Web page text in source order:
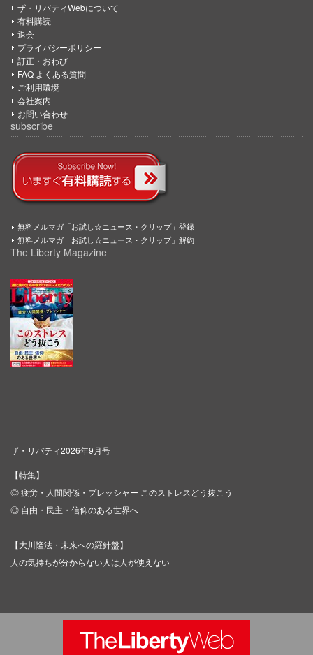
ザ・リバティWebについて
有料購読
退会
プライバシーポリシー
訂正・おわび
FAQ よくある質問
ご利用環境
会社案内
お問い合わせ
subscribe
無料メルマガ「お試し☆ニュース・クリップ」登録
無料メルマガ「お試し☆ニュース・クリップ」解約
The Liberty Magazine
ザ・リバティ2026年9月号
【特集】
◎ 疲労・人間関係・プレッシャー このストレスどう抜こう
◎ 自由・民主・信仰のある世界へ
【大川隆法・未来への羅針盤】
人の気持ちが分からない人は人が使えない